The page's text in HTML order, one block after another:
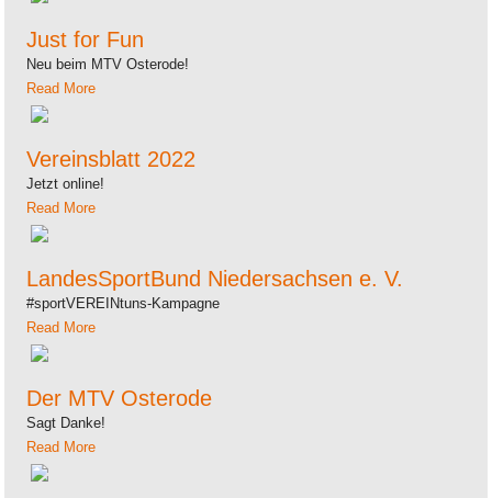
Just for Fun
Neu beim MTV Osterode!
Read More
Vereinsblatt 2022
Jetzt online!
Read More
LandesSportBund Niedersachsen e. V.
#sportVEREINtuns-Kampagne
Read More
Der MTV Osterode
Sagt Danke!
Read More